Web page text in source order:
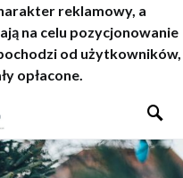
reklamowy, a
na celu pozycjonowanie
od użytkowników,
opłacone.